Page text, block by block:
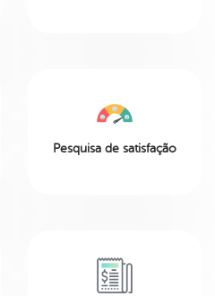
Pesquisa de satisfação